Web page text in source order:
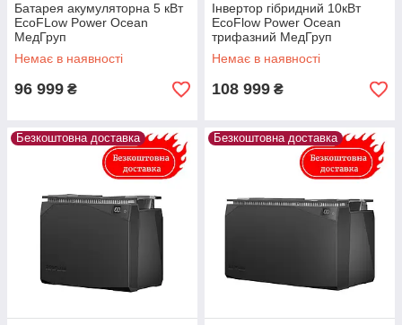
Батарея акумуляторна 5 кВт
EcoFLow Power Ocean
МедГруп
Немає в наявності
96 999 ₴
Інвертор гібридний 10кВт
EcoFlow Power Ocean
трифазний МедГруп
Немає в наявності
108 999 ₴
Безкоштовна доставка Безкоштовна доставка